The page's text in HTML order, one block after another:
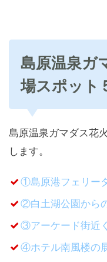
島原温泉ガ
場スポット
島原温泉ガマダス花
します。
①島原港フェリー
②白土湖公園から
③アーケード街近
④ホテル南風楼の